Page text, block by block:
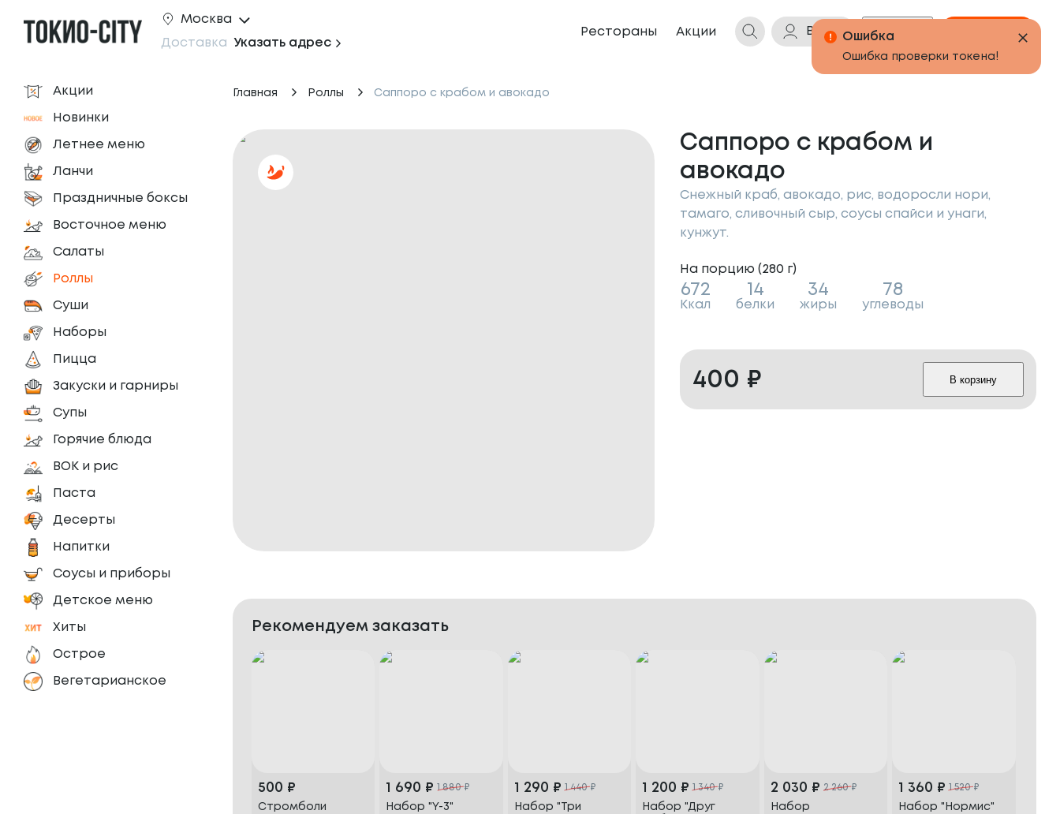
Москва
Доставка Указать адрес
Рестораны Акции Войти Бонусы Корзина
Акции
Новинки
Летнее меню
Ланчи
Праздничные боксы
Восточное меню
Салаты
Роллы
Суши
Наборы
Пицца
Закуски и гарниры
Супы
Горячие блюда
ВОК и рис
Паста
Десерты
Напитки
Соусы и приборы
Детское меню
Хиты
Острое
Вегетарианское
Главная Роллы Саппоро с крабом и авокадо
Саппоро с крабом и
авокадо
Снежный краб, авокадо, рис, водоросли нори,
тамаго, сливочный сыр, соусы спайси и унаги,
кунжут.
На порцию (280 г)
672
Ккал
14
белки
34
жиры
78
углеводы
400 ₽ В корзину
Рекомендуем заказать
500 ₽
Стромболи
1 690 ₽ 1 880₽
Набор "Y-3"
1 290 ₽ 1 440₽
Набор "Три
1 200 ₽ 1 340₽
Набор "Друг
2 030 ₽ 2 260₽
Набор
1 360 ₽ 1 520₽
Набор "Нормис"
Ошибка
Ошибка проверки токена!